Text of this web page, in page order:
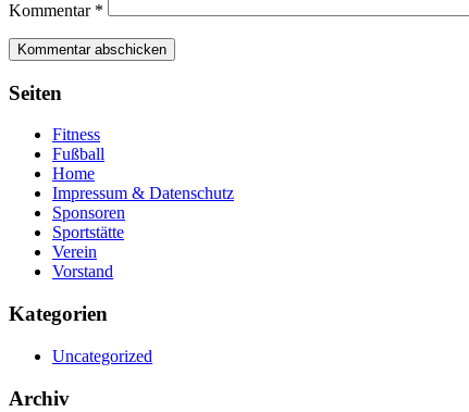
Kommentar *
Seiten
Fitness
Fußball
Home
Impressum & Datenschutz
Sponsoren
Sportstätte
Verein
Vorstand
Kategorien
Uncategorized
Archiv